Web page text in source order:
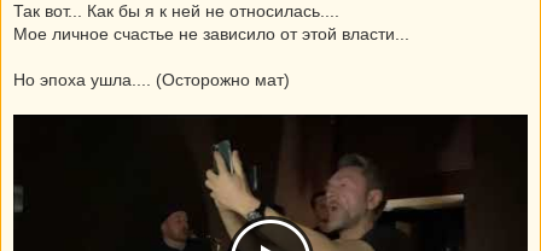
Так вот... Как бы я к ней не относилась....
Мое личное счастье не зависило от этой власти...
Но эпоха ушла.... (Осторожно мат)